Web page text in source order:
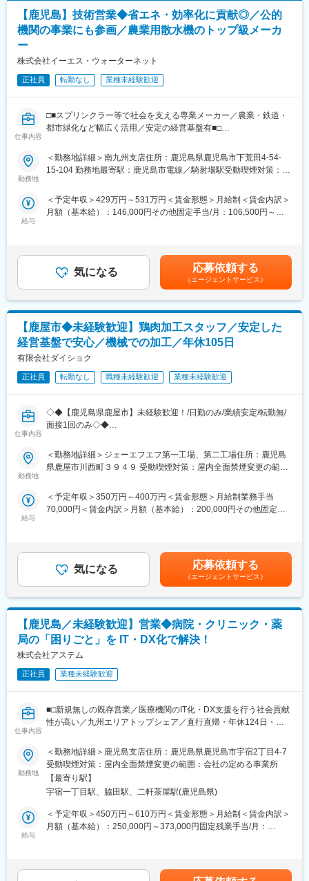
【リモートワーク】
週固定での実施ではありませんが体調不良やご家族のご都合など
によってリモートワークへ切り替えが出来る体制を整えておりま
個人の裁量が大きく、プランニング力が活かせる仕事です。
PDCAを回しながら顧客毎の戦略を立てて営業活動が行える面白
さがあります。
きます。上司/チーム/本社からの支援をベースに、主体性をもった
行動を期待しています。
＊直行直帰／ホームオフィス型
■ブランド力：
・121ヶ国で3万人の社員が活躍するグローバル企業で、業界での
・クオリティの高さが魅力で、国内でも建設現場ではハンマード
リルのことを「ヒルティ」と呼ぶ現場もあるほどです。
・売上の約6％を毎年製品・新技術開発に投資。人体工学に基づい
■評価・研修について：
入社後半年間の研修プログラムとして営業研修や製品研修が用意
されています。加えて、マネージャーによる営業同行や、ミーテ
ィングでの進捗管理も随時実施しています。
■社風：
働きがいのある会社(GPTW)にも選出歴があります。社員同士のコ
ミュニケーションが活発で、定着率は92%程と高く、長く働きや
すい環境です。
固定手当を含めた表記です。
【鹿児島】技術営業◆省エネ・効率化に貢献◎／公的
機関の事業にも参画／農業用散水機のトップ級メーカ
ー
株式会社イーエス・ウォーターネット
正社員 転勤なし 業種未経験歓迎
仕事内容
□■スプリンクラー等で社会を支える専業メーカー／農業・鉄道・
都市緑化など幅広く活用／安定の経営基盤有■□
◎提案導入により現場課題解決／効率化／生産性向上／省エネな
どに繋がる業務で顧客から喜ばれ、やりがいを感じることができ
◎幅広い業界との取引を通して自身の知見を広め、深めることが
できる
■業務詳細：
◇国や地方自治体などの公的機関の事業（新規事業や中長期的な
更新事業）に参画
◇民間のお客様へ当社製品の提案営業（既存代理店中心ですが、
ご紹介等を通じて新規開拓も行う機会あり）
◇製品導入決定後の設置工事の立ち合い、アフターサービス
※工事は協力会社が実施いたします。
■業務の特徴：
・企業や法人、農業生産法人、個人農家などの民間のお客様には
ニーズに応じたご提案を行い、お客様の課題解決を目指します。
要となるポジションです。
・技術的サポートは自社製品の開発から故障時のサポートを行っ
■取扱い製品：
ら達成感とやりがいを感じていただけます。
＜主力製品＞
・水流を制御する「バルブ」
・水の圧力を制御する「制御弁」
・農業用の「スプリンクラー」
・定流量散水機器「ドリップチューブ」
■入社後について：
支店先輩との同行営業による研修、引継ぎやフォローを受けなが
将来的には既存顧客への対応、紹介や人脈構築からの新規顧客開
■当社製品の導入事例：
・農業：制御弁や減圧弁、スプリンクラー、ミストを用いた温度
・スポーツ施設や学校のグラウンド：スプリンクラー、芝生養生
・鉄道関連：消雪システム
・環境分野：屋根散水、街中のミスト施設、緑化施設、粉塵対策
散水施設
変更の範囲：会社の定める業務
勤務地
＜勤務地詳細＞南九州支店住所：鹿児島県鹿児島市下荒田4-54-
15-104 勤務地最寄駅：鹿児島市電線／騎射場駅受動喫煙対策：屋
給与
＜予定年収＞429万円～531万円＜賃金形態＞月給制＜賃金内訳＞
月額（基本給）：146,000円その他固定手当/月：106,500円～
間分／月）※超過分の残業手当追加支給■賞与：年3回（期末手当
含む）賃金はあくまでも目安の金額であり、選考を通じて上下す
る可能性があります。月給(月額)は固定手当を含めた表記です。
気になる 応募依頼する
（エージェントサービス）
【鹿屋市◆未経験歓迎】鶏肉加工スタッフ／安定した
経営基盤で安心／機械での加工／年休105日
有限会社ダイショク
正社員 転勤なし 職種未経験歓迎 業種未経験歓迎
仕事内容
◇◆【鹿児島県鹿屋市】未経験歓迎！/日勤のみ/業績安定/転勤無/
面接1回のみ◇◆
■職務内容：
・ダンボールに入った鶏肉（１２キロ）の搬入や開封作業
・現場管理
※品物の搬入・移動時に人の手で運ぶ作業が発生します。
す。
▼検査
▼機械での分解…大まかな分解→細かく分解して加工し、整形し
ます。
▼積み込み・配送…切り分けられた肉は丁寧にパッキングされ、
商品として出荷されます。
■入社後の流れ
まずは先輩社員について加工ラインの各業務を経験いただき、一
連の流れを理解いただくところからスタートいただきます。その
■組織構成：
中です。中でもメインの拠点には約45名が活躍しております（40
代以上のスタッフ中心）もともと未経験からスタートした方がほ
とんどなので、異業種からの転職の方もご安心ください。また、
社員間の発言もしやすく風通しの良い職場です。
■働く環境：
・工場内では専用の衣服や手袋を着用し、消毒液を使って全身の
勤務地
＜勤務地詳細＞ジェーエフエフ第一工場、第二工場住所：鹿児島
県鹿屋市川西町３９４９ 受動喫煙対策：屋内全面禁煙変更の範
給与
＜予定年収＞350万円～400万円＜賃金形態＞月給制業務手当
70,000円＜賃金内訳＞月額（基本給）：200,000円その他固定手
額)は固定手当を含めた表記です。
気になる 応募依頼する
（エージェントサービス）
【鹿児島／未経験歓迎】営業◆病院・クリニック・薬
局の「困りごと」を IT・DX化で解決！
株式会社アステム
正社員 業種未経験歓迎
仕事内容
■□新規無しの既存営業／医療機関のIT化・DX支援を行う社会貢献
性が高い／九州エリアトップシェア／直行直帰・年休124日・残
＼医療現場が安心して医療を続けられる仕組みをつくる医療機関
のパートナーとしてご活躍頂く営業メンバーを募集／
■業務内容：
鹿児島県内のクリニックおよび調剤薬局を中心に病院・クリニッ
ク・薬局の「困りごと」をIT・システムで解決する提案型の営業
レセコン（診療明細書）・電子カルテ・電子薬歴システムなど
勤務地
＜勤務地詳細＞鹿児島支店住所：鹿児島県鹿児島市宇宿2丁目4-7
受動喫煙対策：屋内全面禁煙変更の範囲：会社の定める事業所
【最寄り駅】
宇宿一丁目駅、脇田駅、二軒茶屋駅(鹿児島県)
給与
＜予定年収＞450万円～610万円＜賃金形態＞月給制＜賃金内訳＞
月額（基本給）：250,000円～373,000円固定残業手当/月：
回賃金はあくまでも目安の金額であり、選考を通じて上下する可